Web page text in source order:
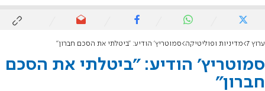
ערוץ 7 מדיניות ופוליטיקה סמוטריץ' הודיע: "ביטלתי את הסכם חברון"
סמוטריץ' הודיע: "ביטלתי את הסכם
חברון"